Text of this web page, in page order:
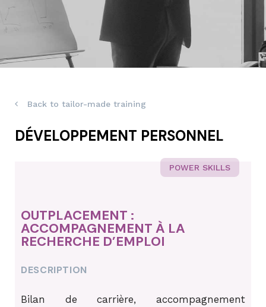
Back to tailor-made training
DÉVELOPPEMENT PERSONNEL
OUTPLACEMENT :
ACCOMPAGNEMENT À LA
RECHERCHE D’EMPLOI
POWER SKILLS
DESCRIPTION
Bilan de carrière, accompagnement